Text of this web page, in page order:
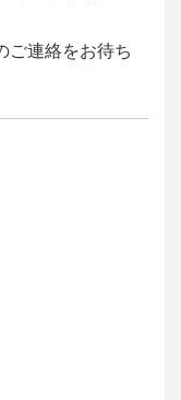
ご連絡をお待ち